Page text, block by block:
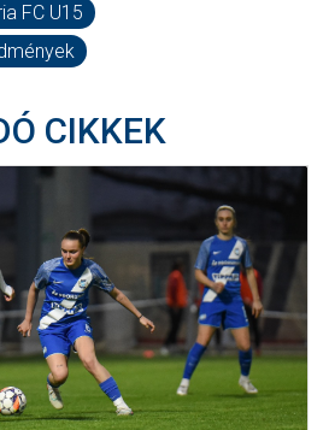
FC U15
CIKKEK